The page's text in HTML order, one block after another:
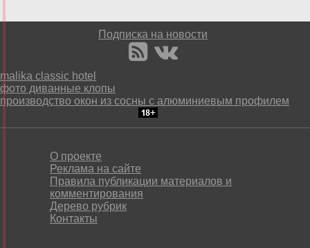
Подписка на новости
malika classic hotel
фото диванные клопы
производство окон из сосны с алюминиевым профилем
О проекте
Реклама на сайте
Правила публикации материалов и
комментирования
Дерево рубрик
Контакты